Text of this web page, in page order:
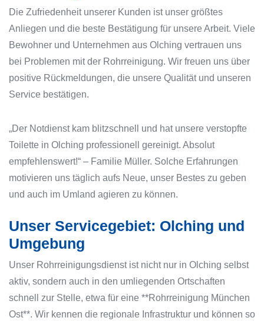
Die Zufriedenheit unserer Kunden ist unser größtes
Anliegen und die beste Bestätigung für unsere Arbeit. Viele
Bewohner und Unternehmen aus Olching vertrauen uns
bei Problemen mit der Rohrreinigung. Wir freuen uns über
positive Rückmeldungen, die unsere Qualität und unseren
Service bestätigen.
„Der Notdienst kam blitzschnell und hat unsere verstopfte
Toilette in Olching professionell gereinigt. Absolut
empfehlenswert!“ – Familie Müller. Solche Erfahrungen
motivieren uns täglich aufs Neue, unser Bestes zu geben
und auch im Umland agieren zu können.
Unser Servicegebiet: Olching und
Umgebung
Unser Rohrreinigungsdienst ist nicht nur in Olching selbst
aktiv, sondern auch in den umliegenden Ortschaften
schnell zur Stelle, etwa für eine **Rohrreinigung München
Ost**. Wir kennen die regionale Infrastruktur und können so